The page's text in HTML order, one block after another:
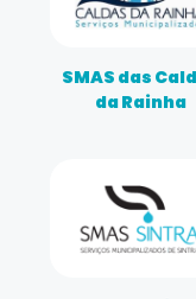
SMAS das
da Rainha